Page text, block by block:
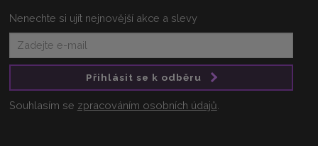
Nenechte si ujít nejnovější akce a slevy
Přihlásit se k odběru
Souhlasím se zpracováním osobních údajů